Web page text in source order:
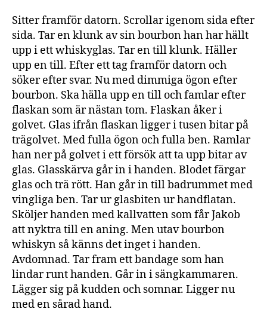
Sitter framför datorn. Scrollar igenom sida efter
sida. Tar en klunk av sin bourbon han har hällt
upp i ett whiskyglas. Tar en till klunk. Häller
upp en till. Efter ett tag framför datorn och
söker efter svar. Nu med dimmiga ögon efter
bourbon. Ska hälla upp en till och famlar efter
flaskan som är nästan tom. Flaskan åker i
golvet. Glas ifrån flaskan ligger i tusen bitar på
trägolvet. Med fulla ögon och fulla ben. Ramlar
han ner på golvet i ett försök att ta upp bitar av
glas. Glasskärva går in i handen. Blodet färgar
glas och trä rött. Han går in till badrummet med
vingliga ben. Tar ur glasbiten ur handflatan.
Sköljer handen med kallvatten som får Jakob
att nyktra till en aning. Men utav bourbon
whiskyn så känns det inget i handen.
Avdomnad. Tar fram ett bandage som han
lindar runt handen. Går in i sängkammaren.
Lägger sig på kudden och somnar. Ligger nu
med en sårad hand.